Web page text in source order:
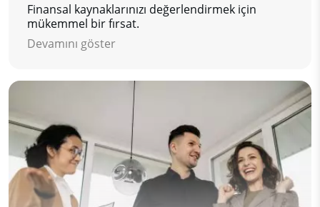
Finansal kaynaklarınızı değerlendirmek için
mükemmel bir fırsat.
Devamını göster